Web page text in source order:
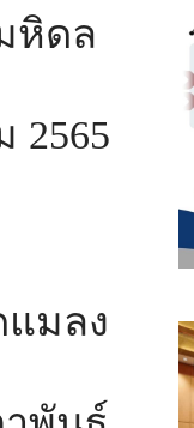
หิดล
2565
มลง